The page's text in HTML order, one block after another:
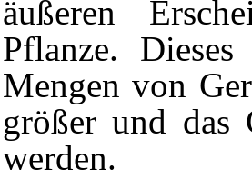
äußeren
Pflanze.
Mengen von
größer und das
werden.